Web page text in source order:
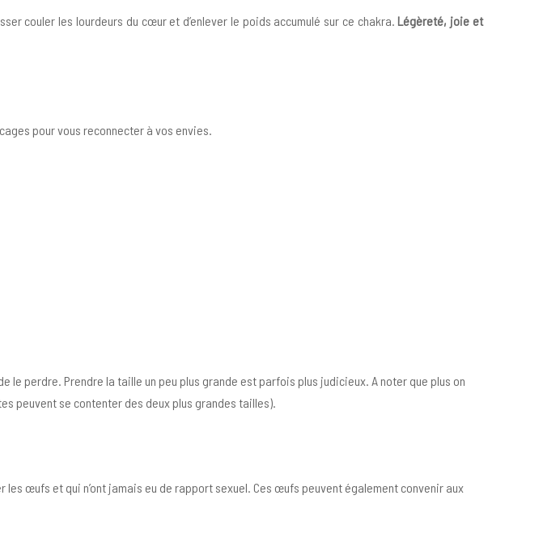
couler les lourdeurs du cœur et d’enlever le poids accumulé sur ce chakra.Légèreté, joie et
pour vous reconnecter à vos envies.
perdre. Prendre la taille un peu plus grande est parfois plus judicieux. A noter que plus on
peuvent se contenter des deux plus grandes tailles).
œufs et qui n’ont jamais eu de rapport sexuel. Ces œufs peuvent également convenir aux